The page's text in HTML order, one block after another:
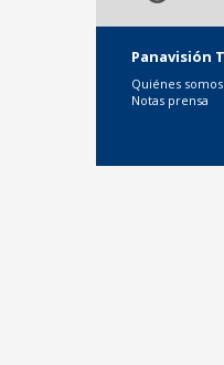
Panavisión
Quiénes somos
Notas prensa